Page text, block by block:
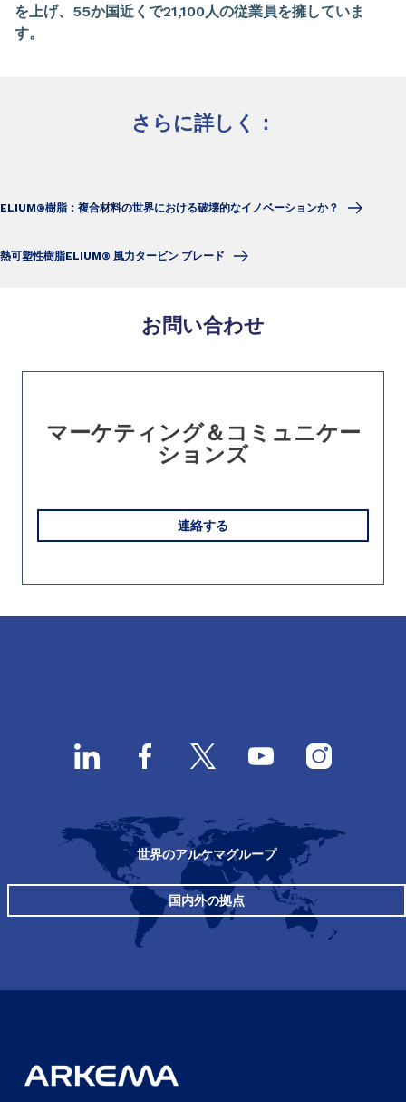
を上げ、55か国近くで21,100人の従業員を擁していま
す。
さらに詳しく：
ELIUM®樹脂：複合材料の世界における破壊的なイノベーションか？
熱可塑性樹脂ELIUM® 風力タービン ブレード
お問い合わせ
Slide 1 of 1
マーケティング＆コミュニケー
ションズ
連絡する
世界のアルケマグループ
国内外の拠点